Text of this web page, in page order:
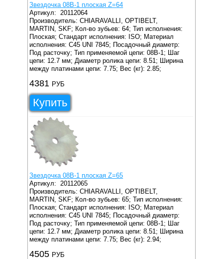
Звездочка 08B-1 плоская Z=64
Артикул: 20112064
Производитель: CHIARAVALLI, OPTIBELT,
MARTIN, SKF; Кол-во зубьев: 64; Тип исполнения:
Плоская; Стандарт исполнения: ISO; Материал
исполнения: C45 UNI 7845; Посадочный диаметр:
Под расточку; Тип применяемой цепи: 08B-1;
Шаг
цепи: 12.7 мм; Диаметр ролика цепи: 8.51;
Ширина
между платинами цепи: 7.75; Вес (кг): 2.85;
4381 РУБ
Купить
Звездочка 08B-1 плоская Z=65
Артикул: 20112065
Производитель: CHIARAVALLI, OPTIBELT,
MARTIN, SKF; Кол-во зубьев: 65; Тип исполнения:
Плоская; Стандарт исполнения: ISO; Материал
исполнения: C45 UNI 7845; Посадочный диаметр:
Под расточку; Тип применяемой цепи: 08B-1;
Шаг
цепи: 12.7 мм; Диаметр ролика цепи: 8.51;
Ширина
между платинами цепи: 7.75; Вес (кг): 2.94;
4505 РУБ